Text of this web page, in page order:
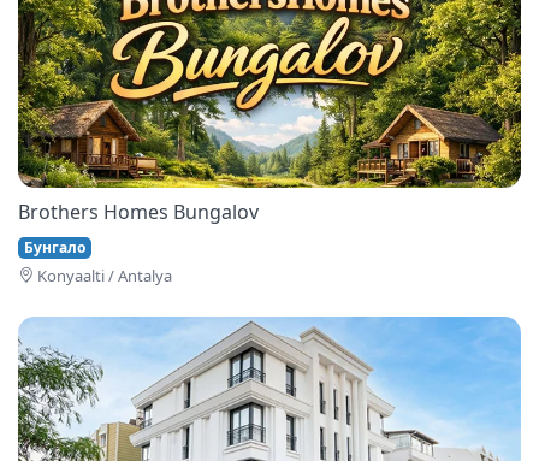
Brothers Homes Bungalov
Бунгало
Konyaalti / Antalya